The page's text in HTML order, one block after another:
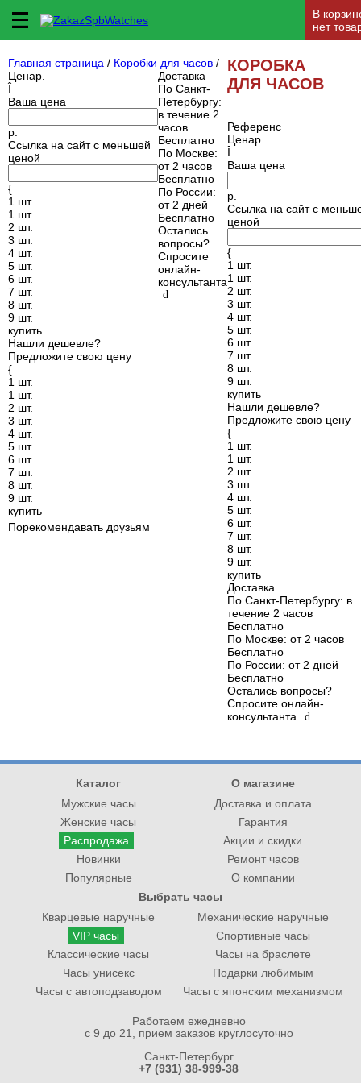
Главная страница / Коробки для часов /
Ценар.
Î
Ваша цена
р.
Ссылка на сайт с меньшей
ценой
{
1 шт.
1 шт.
2 шт.
3 шт.
4 шт.
5 шт.
6 шт.
7 шт.
8 шт.
9 шт.
купить
Нашли дешевле?
Предложите свою цену
{
1 шт.
1 шт.
2 шт.
3 шт.
4 шт.
5 шт.
6 шт.
7 шт.
8 шт.
9 шт.
купить
Доставка
По Санкт-
Петербургу:
в течение 2
часов
Бесплатно
По Москве:
от 2 часов
Бесплатно
По России:
от 2 дней
Бесплатно
Остались
вопросы?
Спросите
онлайн-
консультанта
d
Порекомендавать друзьям
КОРОБКА
ДЛЯ ЧАСОВ
Референс
Ценар.
Î
Ваша цена
р.
Ссылка на сайт с
ценой
{
1 шт.
1 шт.
2 шт.
3 шт.
4 шт.
5 шт.
6 шт.
7 шт.
8 шт.
9 шт.
купить
Нашли дешевле?
Предложите свою цену
{
1 шт.
1 шт.
2 шт.
3 шт.
4 шт.
5 шт.
6 шт.
7 шт.
8 шт.
9 шт.
купить
Доставка
По Санкт-Петербургу: в
течение 2 часов
Бесплатно
По Москве: от 2 часов
Бесплатно
По России: от 2 дней
Бесплатно
Остались вопросы?
Спросите онлайн-
консультанта
d
Выбрать часы
Работаем ежедневно
с 9 до 21, прием заказов круглосуточно
Санкт-Петербург
+7 (931) 38-999-38
Каталог О магазине
Кварцевые наручные
VIP часы
Классические часы
Часы унисекс
Часы с автоподзаводом
Доставка и оплата
Гарантия
Акции и скидки
Ремонт часов
О компании
Мужские часы
Женские часы
Распродажа
Новинки
Популярные
Механические наручные
Спортивные часы
Часы на браслете
Подарки любимым
Часы с японским механизмом
В
нет